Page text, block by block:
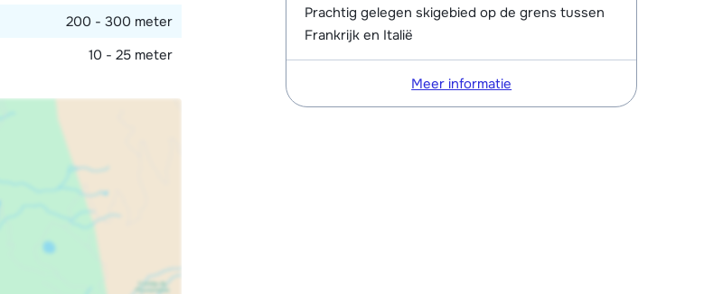
200 - 300 meter
10 - 25 meter
Prachtig gelegen skigebied op de grens tussen
Frankrijk en Italië
Meer informatie